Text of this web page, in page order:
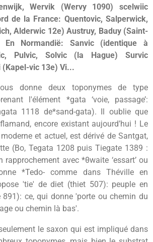
Wervik (Wervy 1090) scelwiic
de la France: Quentovic, Salperwick,
Alderwic 12e) Austruy, Baduy (Saint-
En Normandië: Sanvic (identique à
Pulvic, Solvic (la Hague) Survic
vic 13e) Vi...
donne deux toponymes de type
l'élément *gata ‘voie, passage’:
1118 de*sand-gata). Il oublie que
encore existant aujourd’hui ! Le
et actuel, est dérivé de Santgat,
(Bo, Tegata 1208 puis Tiegate 1389 :
rapprochement avec *θwaite ‘essart’ ou
*Tedo- comme dans Théville en
'tie' de diet (thiet 507): peuple en
ce, qui donne 'porte ou chemin du
ou chemin là bas'.
le saxon qui est impliqué dans